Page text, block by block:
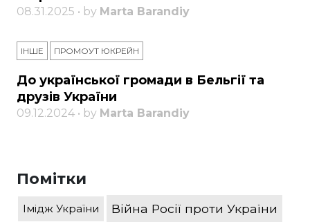
08.31.2025 • by Marta Barandiy
ІНШЕ ПРОМОУТ ЮКРЕЙН
До української громади в Бельгії та
друзів України
09.12.2024 • by Marta Barandiy
Помітки
Імідж України Війна Росії проти України